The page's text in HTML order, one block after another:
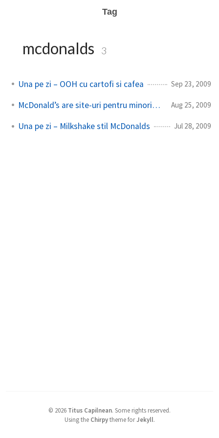
Tag
mcdonalds 3
Una pe zi – OOH cu cartofi si cafea Sep 23, 2009
McDonald’s are site-uri pentru minoritati Aug 25, 2009
Una pe zi – Milkshake stil McDonalds Jul 28, 2009
© 2026 Titus Capilnean. Some rights reserved.
Using the Chirpytheme forJekyll.